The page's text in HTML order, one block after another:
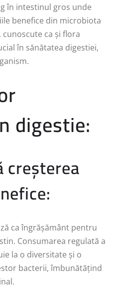
în intestinul gros unde
benefice din microbiota
ca și flora
în sănătatea digestiei,
digestie:
creșterea
ca îngrășământ pentru
Consumarea regulată a
la o diversitate și o
bacterii, îmbunătățind